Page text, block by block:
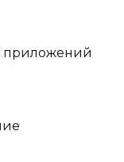
приложений